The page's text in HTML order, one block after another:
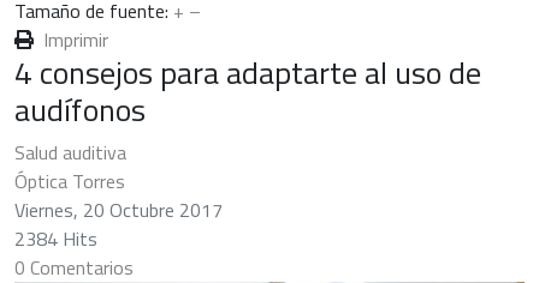
Tamaño de fuente: + –
Imprimir
4 consejos para adaptarte al uso de
audífonos
Salud auditiva
Óptica Torres
Viernes, 20 Octubre 2017
2384 Hits
0 Comentarios